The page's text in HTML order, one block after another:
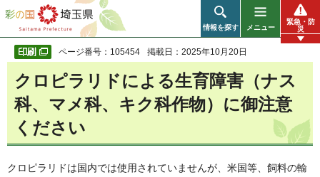
彩の国 埼玉県
情報を探す メニュー
緊急・防
災
ページ番号：105454 掲載日：2025年10月20日
クロピラリドによる生育障害（ナス
科、マメ科、キク科作物）に御注意
ください
クロピラリドは国内では使用されていませんが、米国等、飼料の輸